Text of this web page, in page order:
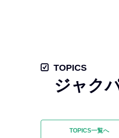
TOPICS
ジャク
TOPICS一覧へ